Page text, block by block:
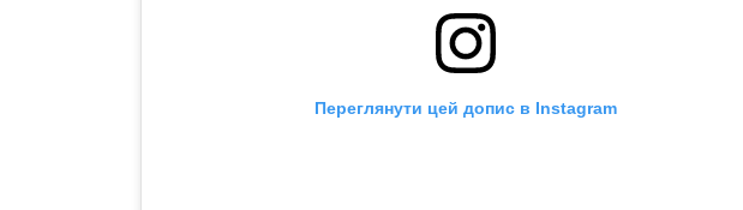
Переглянути цей допис в Instagram